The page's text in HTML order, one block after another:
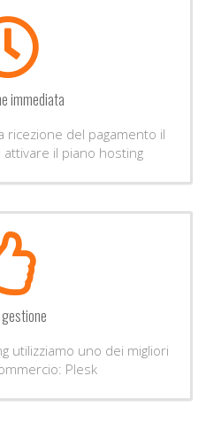
immediata
ricezione del pagamento il
il piano hosting
utilizziamo uno dei migliori
Plesk